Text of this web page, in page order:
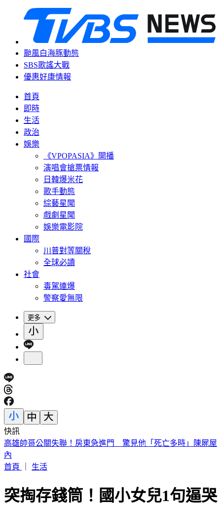
颱風白海豚動態
SBS歌謠大戰
優惠好康情報
首頁
即時
生活
政治
娛樂
《VPOPASIA》開播
演唱會搶票情報
日韓爆米花
歌手動態
綜藝星聞
戲劇星聞
娛樂電影院
國際
川普對等關稅
全球必讀
社會
毒駕連爆
警察愛無限
更多
快訊
晚起南部雨勢接力！專家曝「雨炸北台灣關鍵」 估這時起緩
和
首頁
生活
突掏存錢筒！國小女兒1句逼哭